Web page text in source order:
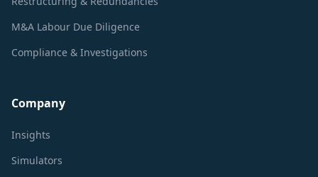
M&A Labour Due Diligence
Compliance & Investigations
Company
Insights
Simulators